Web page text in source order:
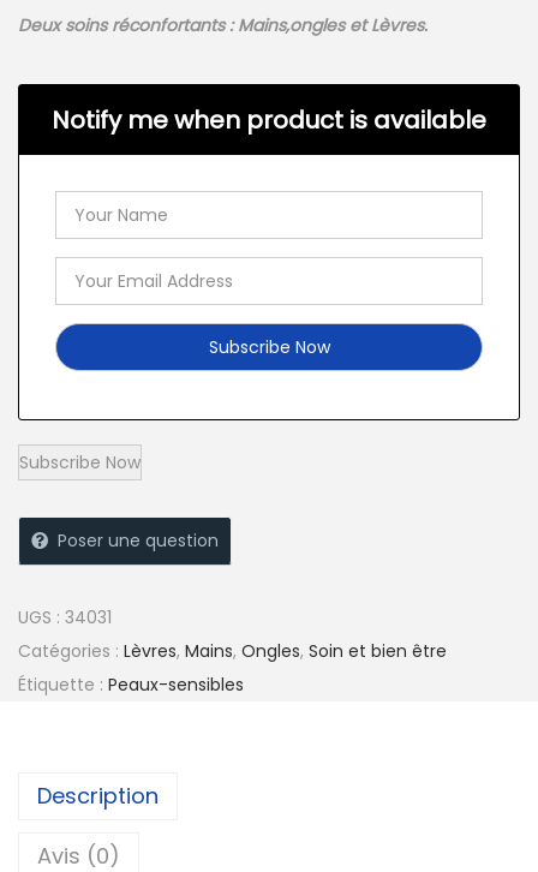
Deux soins réconfortants : Mains,ongles et Lèvres.
Notify me when product is available
Poser une question
UGS : 34031
Catégories : Lèvres, Mains, Ongles, Soin et bien être
Étiquette : Peaux-sensibles
Description
Avis (0)